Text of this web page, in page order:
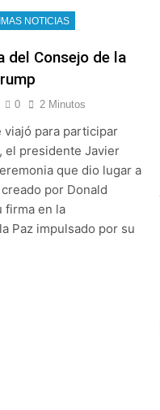
El temporal se despide
17 Horas Atrás
Kicillof marchó contra la
18 Horas Atrás
Renunció el
18 Horas Atrás
Candela Arizaga
19 Horas Atrás
La Libertad Avanza
19 Horas Atrás
Masiva movilización al
19 Horas Atrás
La Diócesis de
La Línea 148 pasó a
La Municipalidad de
NOTICIAS
del Consejo de la
0 2 Minutos
viajó para participar
el presidente Javier
que dio lugar a
por Donald
firma en la
Paz impulsado por su